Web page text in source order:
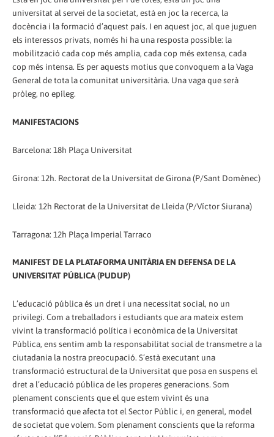
universitat al servei de la societat, està en joc la recerca, la
docència i la formació d’aquest país. I en aquest joc, al que juguen
els interessos privats, només hi ha una resposta possible: la
mobilització cada cop més amplia, cada cop més extensa, cada
cop més intensa. Es per aquests motius que convoquem a la Vaga
General de tota la comunitat universitària. Una vaga que serà
pròleg, no epíleg.
MANIFESTACIONS
Barcelona: 18h Plaça Universitat
Girona: 12h. Rectorat de la Universitat de Girona (P/Sant Domènec)
Lleida: 12h Rectorat de la Universitat de Lleida (P/Víctor Siurana)
Tarragona: 12h Plaça Imperial Tarraco
MANIFEST DE LA PLATAFORMA UNITÀRIA EN DEFENSA DE LA
UNIVERSITAT PÚBLICA (PUDUP)
L’educació pública és un dret i una necessitat social, no un
privilegi. Com a treballadors i estudiants que ara mateix estem
vivint la transformació política i econòmica de la Universitat
Pública, ens sentim amb la responsabilitat social de transmetre a la
ciutadania la nostra preocupació. S’està executant una
transformació estructural de la Universitat que posa en suspens el
dret a l’educació pública de les properes generacions. Som
plenament conscients que el que estem vivint és una
transformació que afecta tot el Sector Públic i, en general, model
de societat que volem. Som plenament conscients que la reforma